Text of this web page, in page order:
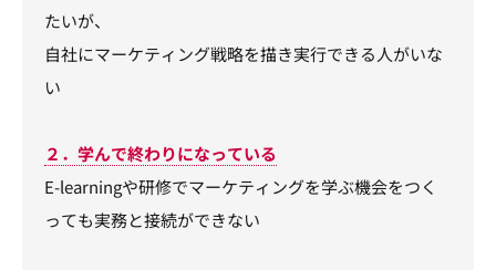
たいが、
自社にマーケティング戦略を描き実行できる人がいな
い
２．学んで終わりになっている
E-learningや研修でマーケティングを学ぶ機会をつく
っても実務と接続ができない